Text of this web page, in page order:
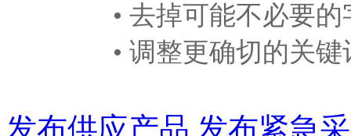
• 去掉可能不必要
• 调整更确切的关
发布供应产品 发布紧急